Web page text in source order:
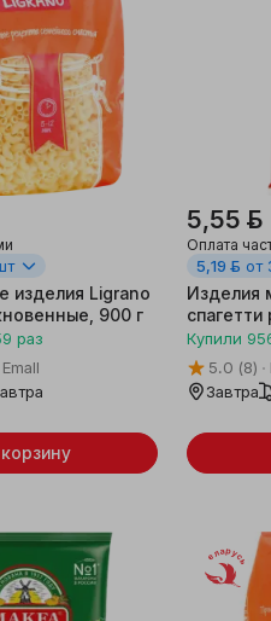
изделия Ligrano
900 г
раз
Emall
5,55 ƃ
Оплата
5,19 ƃ от
Изделия
Купили
5.0 (8)
Завтра
Беларусь